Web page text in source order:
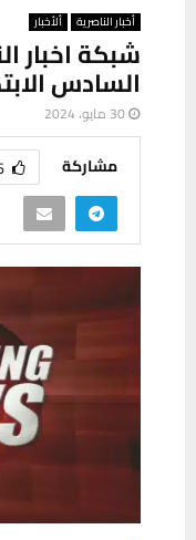
أخبار الناصرية ألأخبار
شبكة اخبار
السادس
30 مايو، 2024
مشاركة